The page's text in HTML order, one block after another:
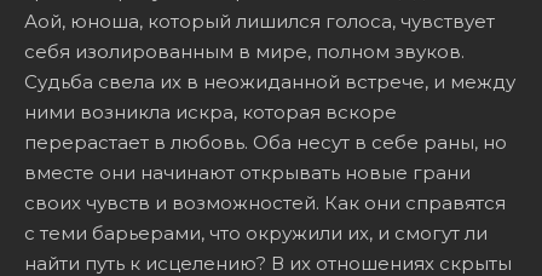
Аой, юноша, который лишился голоса, чувствует
себя изолированным в мире, полном звуков.
Судьба свела их в неожиданной встрече, и между
ними возникла искра, которая вскоре
перерастает в любовь. Оба несут в себе раны, но
вместе они начинают открывать новые грани
своих чувств и возможностей. Как они справятся
с теми барьерами, что окружили их, и смогут ли
найти путь к исцелению? В их отношениях скрыты